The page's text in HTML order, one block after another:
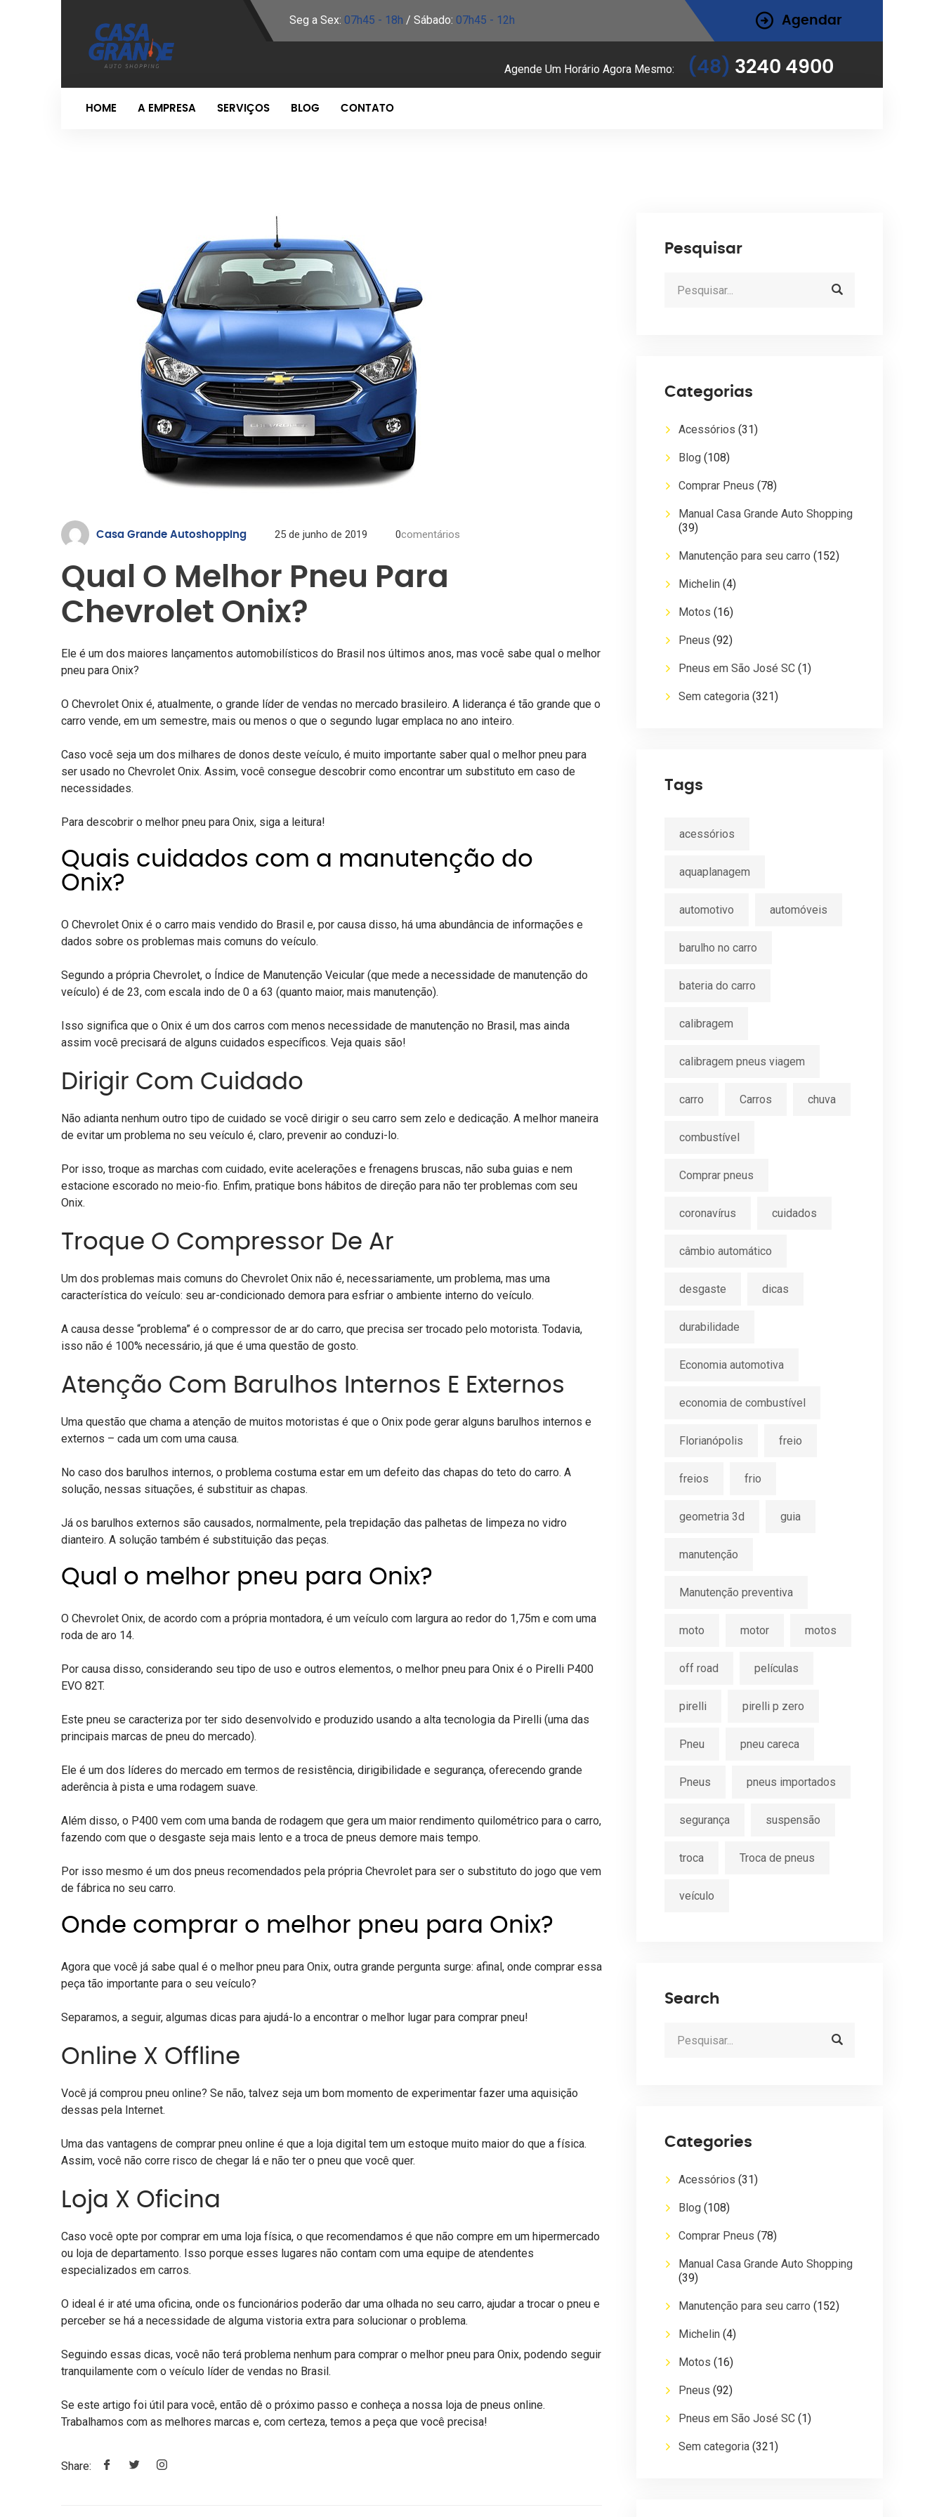
Seg a Sex: 07h45 - 18h / Sábado: 07h45 - 12h Agendar
Agende Um Horário Agora Mesmo: (48) 3240 4900
HOME A EMPRESA SERVIÇOS BLOG CONTATO
Casa Grande Autoshopping 25 de junho de 2019 0comentários
Qual O Melhor Pneu Para
Chevrolet Onix?
Ele é um dos maiores lançamentos automobilísticos do Brasil nos últimos anos, mas você sabe qual o melhor
pneu para Onix?
O Chevrolet Onix é, atualmente, o grande líder de vendas no mercado brasileiro. A liderança é tão grande que o
carro vende, em um semestre, mais ou menos o que o segundo lugar emplaca no ano inteiro.
Caso você seja um dos milhares de donos deste veículo, é muito importante saber qual o melhor pneu para
ser usado no Chevrolet Onix. Assim, você consegue descobrir como encontrar um substituto em caso de
necessidades.
Para descobrir o melhor pneu para Onix, siga a leitura!
Quais cuidados com a manutenção do
Onix?
O Chevrolet Onix é o carro mais vendido do Brasil e, por causa disso, há uma abundância de informações e
dados sobre os problemas mais comuns do veículo.
Segundo a própria Chevrolet, o Índice de Manutenção Veicular (que mede a necessidade de manutenção do
veículo) é de 23, com escala indo de 0 a 63 (quanto maior, mais manutenção).
Isso significa que o Onix é um dos carros com menos necessidade de manutenção no Brasil, mas ainda
assim você precisará de alguns cuidados específicos. Veja quais são!
Dirigir Com Cuidado
Não adianta nenhum outro tipo de cuidado se você dirigir o seu carro sem zelo e dedicação. A melhor maneira
de evitar um problema no seu veículo é, claro, prevenir ao conduzi-lo.
Por isso, troque as marchas com cuidado, evite acelerações e frenagens bruscas, não suba guias e nem
estacione escorado no meio-fio. Enfim, pratique bons hábitos de direção para não ter problemas com seu
Onix.
Troque O Compressor De Ar
Um dos problemas mais comuns do Chevrolet Onix não é, necessariamente, um problema, mas uma
característica do veículo: seu ar-condicionado demora para esfriar o ambiente interno do veículo.
A causa desse “problema” é o compressor de ar do carro, que precisa ser trocado pelo motorista. Todavia,
isso não é 100% necessário, já que é uma questão de gosto.
Atenção Com Barulhos Internos E Externos
Uma questão que chama a atenção de muitos motoristas é que o Onix pode gerar alguns barulhos internos e
externos – cada um com uma causa.
No caso dos barulhos internos, o problema costuma estar em um defeito das chapas do teto do carro. A
solução, nessas situações, é substituir as chapas.
Já os barulhos externos são causados, normalmente, pela trepidação das palhetas de limpeza no vidro
dianteiro. A solução também é substituição das peças.
Qual o melhor pneu para Onix?
O Chevrolet Onix, de acordo com a própria montadora, é um veículo com largura ao redor do 1,75m e com uma
roda de aro 14.
Por causa disso, considerando seu tipo de uso e outros elementos, o melhor pneu para Onix é o Pirelli P400
EVO 82T.
Este pneu se caracteriza por ter sido desenvolvido e produzido usando a alta tecnologia da Pirelli (uma das
principais marcas de pneu do mercado).
Ele é um dos líderes do mercado em termos de resistência, dirigibilidade e segurança, oferecendo grande
aderência à pista e uma rodagem suave.
Além disso, o P400 vem com uma banda de rodagem que gera um maior rendimento quilométrico para o carro,
fazendo com que o desgaste seja mais lento e a troca de pneus demore mais tempo.
Por isso mesmo é um dos pneus recomendados pela própria Chevrolet para ser o substituto do jogo que vem
de fábrica no seu carro.
Onde comprar o melhor pneu para Onix?
Agora que você já sabe qual é o melhor pneu para Onix, outra grande pergunta surge: afinal, onde comprar essa
peça tão importante para o seu veículo?
Separamos, a seguir, algumas dicas para ajudá-lo a encontrar o melhor lugar para comprar pneu!
Online X Offline
Você já comprou pneu online? Se não, talvez seja um bom momento de experimentar fazer uma aquisição
dessas pela Internet.
Uma das vantagens de comprar pneu online é que a loja digital tem um estoque muito maior do que a física.
Assim, você não corre risco de chegar lá e não ter o pneu que você quer.
Loja X Oficina
Caso você opte por comprar em uma loja física, o que recomendamos é que não compre em um hipermercado
ou loja de departamento. Isso porque esses lugares não contam com uma equipe de atendentes
especializados em carros.
O ideal é ir até uma oficina, onde os funcionários poderão dar uma olhada no seu carro, ajudar a trocar o pneu e
perceber se há a necessidade de alguma vistoria extra para solucionar o problema.
Seguindo essas dicas, você não terá problema nenhum para comprar o melhor pneu para Onix, podendo seguir
tranquilamente com o veículo líder de vendas no Brasil.
Se este artigo foi útil para você, então dê o próximo passo e conheça a nossa loja de pneus online.
Trabalhamos com as melhores marcas e, com certeza, temos a peça que você precisa!
Share:
Pesquisar
Categorias
Acessórios (31)
Blog (108)
Comprar Pneus (78)
Manual Casa Grande Auto Shopping
(39)
Manutenção para seu carro (152)
Michelin (4)
Motos (16)
Pneus (92)
Pneus em São José SC (1)
Sem categoria (321)
Tags
acessórios
aquaplanagem
automotivo automóveis
barulho no carro
bateria do carro
calibragem
calibragem pneus viagem
carro Carros chuva
combustível
Comprar pneus
coronavírus cuidados
câmbio automático
desgaste dicas
durabilidade
Economia automotiva
economia de combustível
Florianópolis freio
freios frio
geometria 3d guia
manutenção
Manutenção preventiva
moto motor motos
off road películas
pirelli pirelli p zero
Pneu pneu careca
Pneus pneus importados
segurança suspensão
troca Troca de pneus
veículo
Search
Categories
Acessórios (31)
Blog (108)
Comprar Pneus (78)
Manual Casa Grande Auto Shopping
(39)
Manutenção para seu carro (152)
Michelin (4)
Motos (16)
Pneus (92)
Pneus em São José SC (1)
Sem categoria (321)